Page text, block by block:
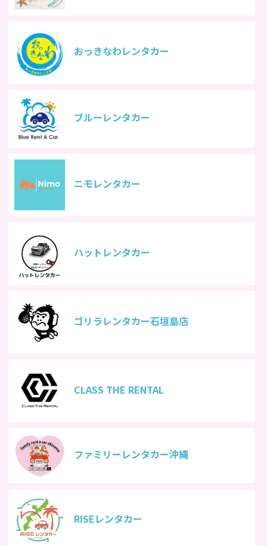
おっきなわレンタカー
ブルーレンタカー
ニモレンタカー
ハットレンタカー
ゴリラレンタカー石垣島店
CLASS THE RENTAL
ファミリーレンタカー沖縄
RISEレンタカー